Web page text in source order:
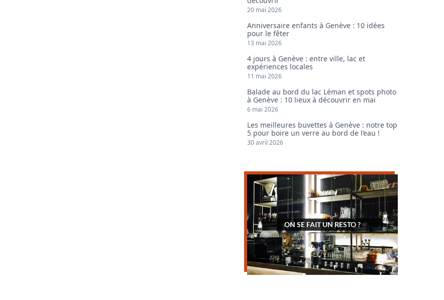
20 mai 2026
Anniversaire enfants à Genève : 10 idées
pour le fêter
13 mai 2026
4 jours à Genève : entre ville, lac et
expériences locales
11 mai 2026
Balade au bord du lac Léman et spots photo
à Genève : 10 lieux à découvrir en mai
6 mai 2026
Les meilleures buvettes à Genève : notre top
5 pour boire un verre au bord de l’eau !
30 avril 2026
ON SE FAIT UN RESTO ?